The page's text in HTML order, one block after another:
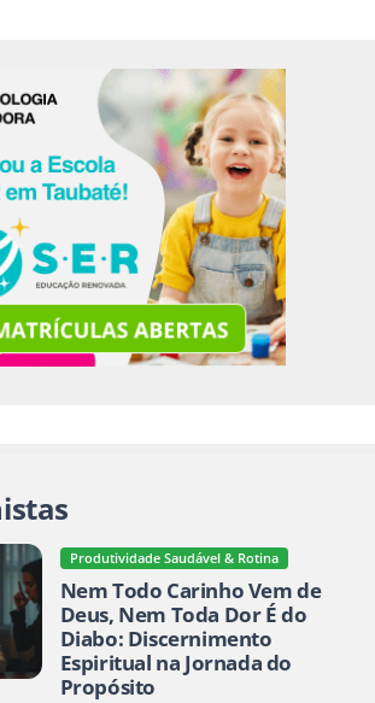
Produtividade Saudável & Rotina
Nem Todo Carinho Vem de
Deus, Nem Toda Dor É do
Diabo: Discernimento
Espiritual na Jornada do
Propósito